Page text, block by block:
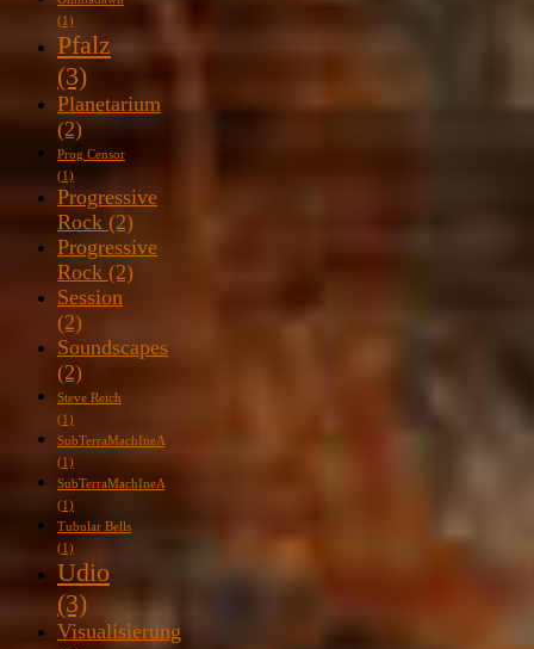
(1)
Pfalz
(3)
Planetarium
(2)
Prog Censor
(1)
Progressive
Rock (2)
Progressive
Rock (2)
Session
(2)
Soundscapes
(2)
Steve Reich
(1)
SubTerraMachIneA
(1)
SubTerraMachIneA
(1)
Tubular Bells
(1)
Udio
(3)
Visualisierung